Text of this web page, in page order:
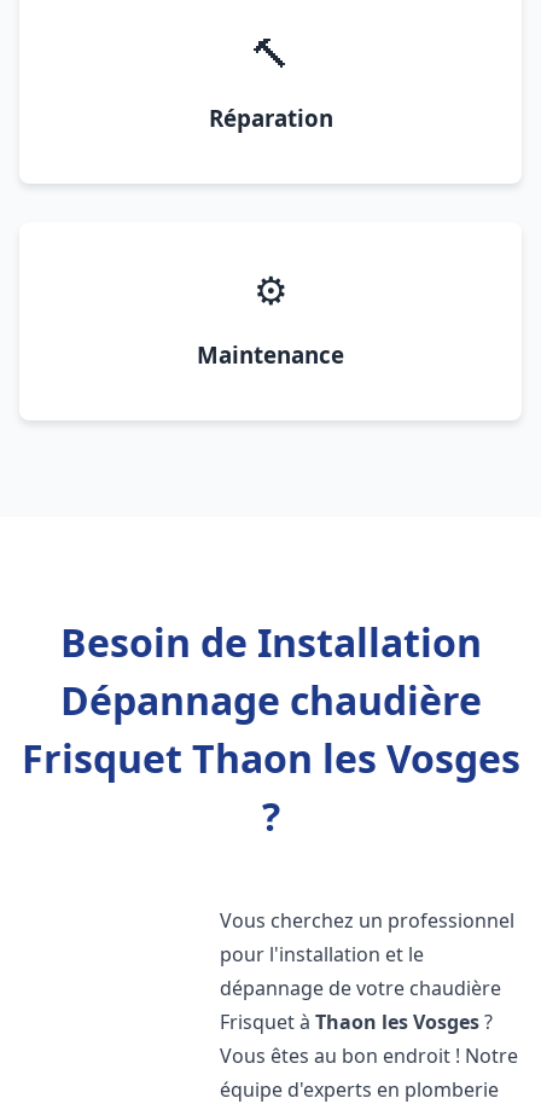
🔨
Réparation
⚙️
Maintenance
Besoin de Installation
Dépannage chaudière
Frisquet Thaon les Vosges
?
Vous cherchez un professionnel
pour l'installation et le
dépannage de votre chaudière
Frisquet àThaon les Vosges?
Vous êtes au bon endroit ! Notre
équipe d'experts en plomberie